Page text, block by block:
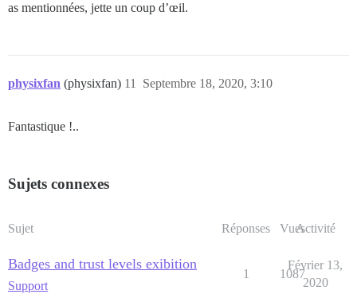
as mentionnées, jette un coup d’œil.
physixfan (physixfan) Septembre 18, 2020, 3:10
11
Fantastique !..
Sujets connexes
Sujet Réponses VuesActivité
Badges and trust levels exibition
Support
1 1087
Février 13,
2020